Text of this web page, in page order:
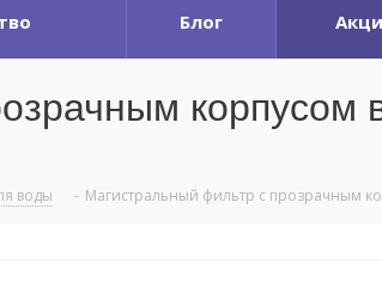
Блог
корпусом
воды - Магистральный фильтр с прозрачным